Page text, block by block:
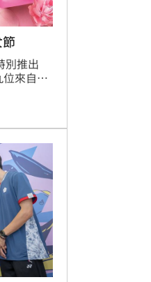
別推出
位來自不
力派演
」的獨特
之美的理